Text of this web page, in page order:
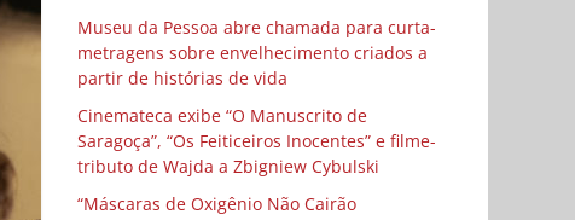
Museu da Pessoa abre chamada para curta-
metragens sobre envelhecimento criados a
partir de histórias de vida
Cinemateca exibe “O Manuscrito de
Saragoça”, “Os Feiticeiros Inocentes” e filme-
tributo de Wajda a Zbigniew Cybulski
“Máscaras de Oxigênio Não Cairão